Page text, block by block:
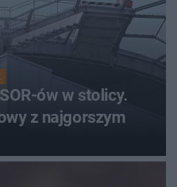
ów w stolicy.
z najgorszym